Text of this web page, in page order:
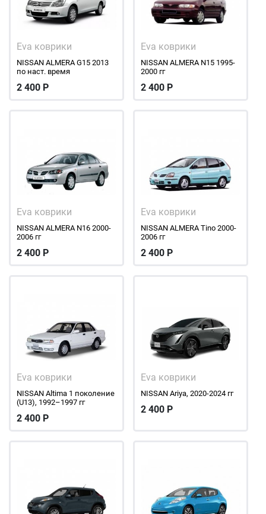
Eva коврики
NISSAN ALMERA G15 2013
по наст. время
2 400 Р
Eva коврики
NISSAN ALMERA N15 1995-
2000 гг
2 400 Р
Eva коврики
NISSAN ALMERA N16 2000-
2006 гг
2 400 Р
Eva коврики
NISSAN ALMERA Tino 2000-
2006 гг
2 400 Р
Eva коврики
NISSAN Altima 1 поколение
(U13), 1992–1997 гг
2 400 Р
Eva коврики
NISSAN Ariya, 2020-2024 гг
2 400 Р